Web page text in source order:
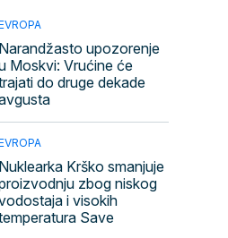
Narandžasto upozorenje
Moskvi: Vrućine će
do druge dekade
Nuklearka Krško smanjuje
zbog niskog
i visokih
Save